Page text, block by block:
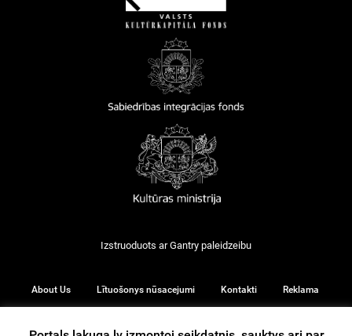
Izstruoduots arGantry paleidzeibu
About Us Lītuošonys nūsacejumi Kontakti Reklama